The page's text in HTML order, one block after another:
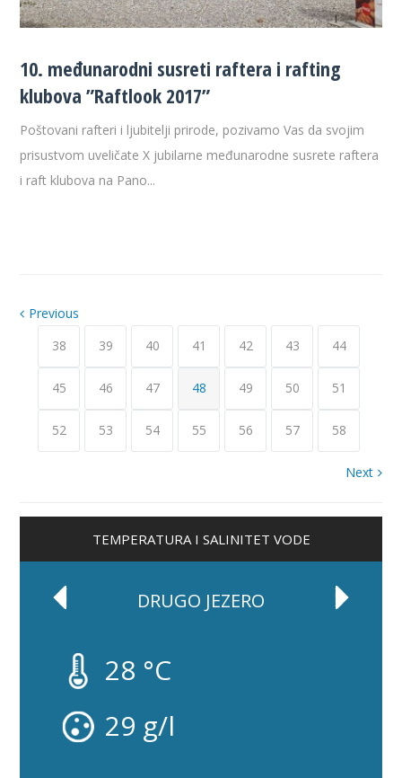
10. međunarodni susreti raftera i rafting
klubova ”Raftlook 2017”
Poštovani rafteri i ljubitelji prirode, pozivamo Vas da svojim
prisustvom uveličate X jubilarne međunarodne susrete raftera
i raft klubova na Pano...
Previous
38
39 40 41 42 43 44
45 46 47 48 49 50 51
52 53 54 55 56 57 58
Next
TEMPERATURA I SALINITET VODE
SLAPOVI
28 °C
30 g/l